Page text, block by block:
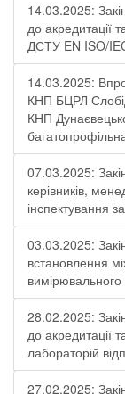
14.03.2025:
до акредитації
ДСТУ EN ISO/
14.03.2025:
КНП БЦРЛ
КНП
07.03.2025:
керівників,
інспектування
03.03.2025:
встановлення
28.02.2025:
до акредитації
лабораторій
27.02.2025: